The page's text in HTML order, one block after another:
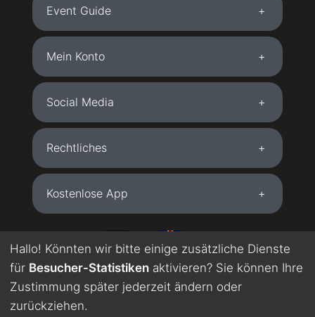
Event Guide
Mein Konto
Social Media
Rechtliches
Kostenlose App
Hallo! Könnten wir bitte einige zusätzliche Dienste
für Besucher-Statistiken aktivieren? Sie können Ihre
Zustimmung später jederzeit ändern oder
zurückziehen.